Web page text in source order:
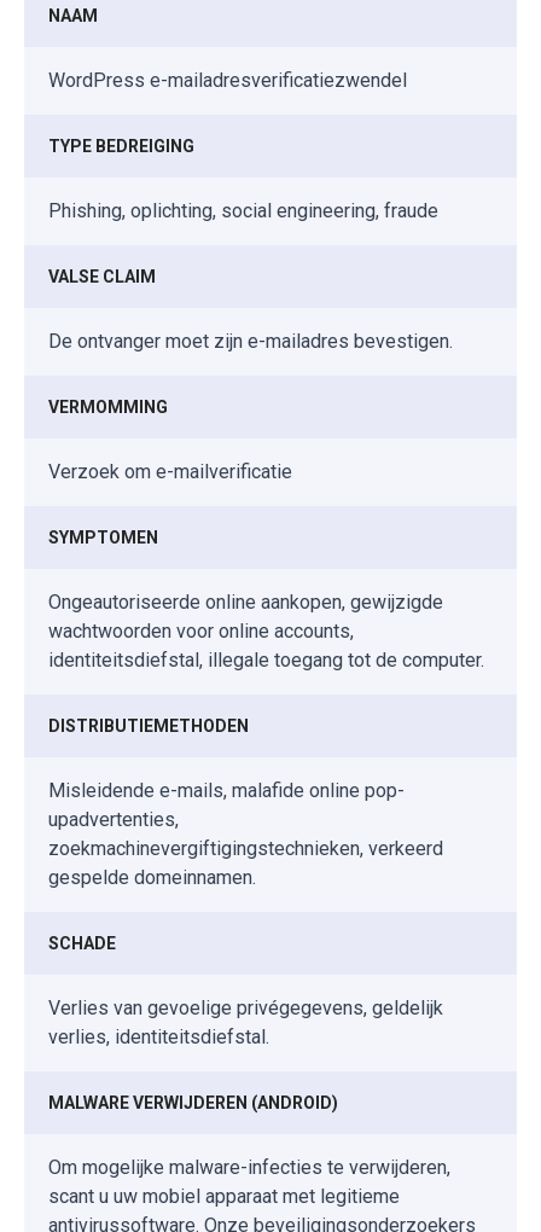
NAAM
WordPress e-mailadresverificatiezwendel
TYPE BEDREIGING
Phishing, oplichting, social engineering, fraude
VALSE CLAIM
De ontvanger moet zijn e-mailadres bevestigen.
VERMOMMING
Verzoek om e-mailverificatie
SYMPTOMEN
Ongeautoriseerde online aankopen, gewijzigde
wachtwoorden voor online accounts,
identiteitsdiefstal, illegale toegang tot de computer.
DISTRIBUTIEMETHODEN
Misleidende e-mails, malafide online pop-
upadvertenties,
zoekmachinevergiftigingstechnieken, verkeerd
gespelde domeinnamen.
SCHADE
Verlies van gevoelige privégegevens, geldelijk
verlies, identiteitsdiefstal.
MALWARE VERWIJDEREN (ANDROID)
Om mogelijke malware-infecties te verwijderen,
scant u uw mobiel apparaat met legitieme
antivirussoftware. Onze beveiligingsonderzoekers